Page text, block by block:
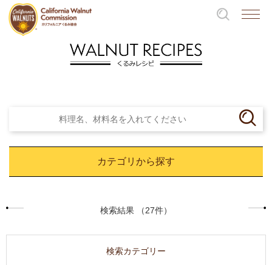
カテゴリから探す
検索結果 （27件）
検索カテゴリー